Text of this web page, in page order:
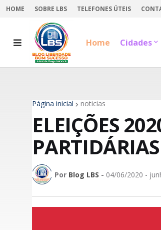
HOME SOBRE LBS TELEFONES ÚTEIS
Home
Cidades
Página inicial noticias
ELEIÇÕES
Por Blog LBS - 04/06/2020 -